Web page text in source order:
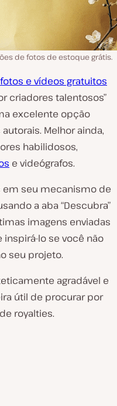
de fotos de estoque grátis.
fotos e vídeos gratuitos
criadores talentosos”
excelente opção
Melhor ainda,
habilidosos,
e videógrafos.
seu mecanismo de
a aba “Descubra”
imagens enviadas
lo se você não
seu projeto.
agradável e
útil de procurar por
royalties.